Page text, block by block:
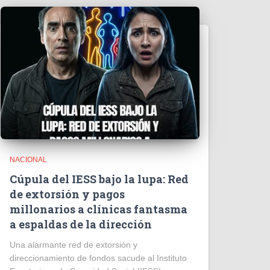
NACIONAL
Cúpula del IESS bajo la lupa: Red
de extorsión y pagos
millonarios a clínicas fantasma
a espaldas de la dirección
​Una alarmante red de extorsión y
direccionamiento de fondos sacude al Instituto